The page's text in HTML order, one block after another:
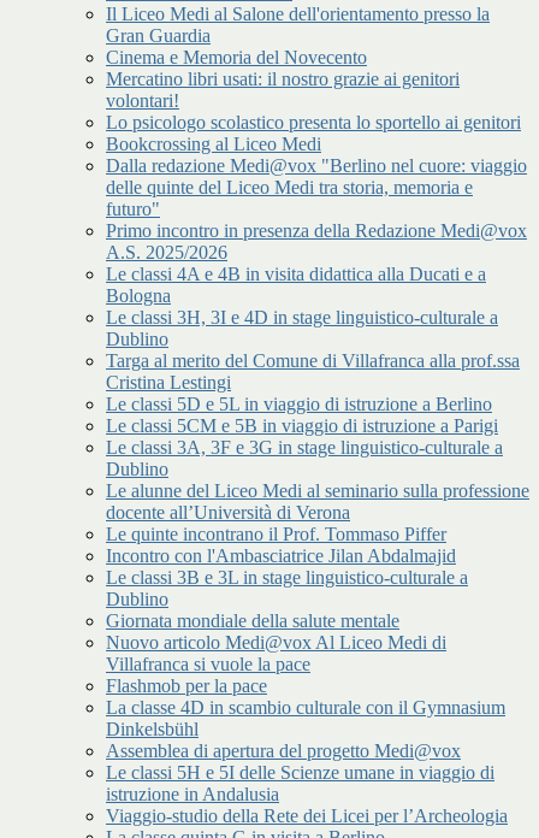
Il Liceo Medi al Salone dell'orientamento presso la
Gran Guardia
Cinema e Memoria del Novecento
Mercatino libri usati: il nostro grazie ai genitori
volontari!
Lo psicologo scolastico presenta lo sportello ai genitori
Bookcrossing al Liceo Medi
Dalla redazione Medi@vox "Berlino nel cuore: viaggio
delle quinte del Liceo Medi tra storia, memoria e
futuro"
Primo incontro in presenza della Redazione Medi@vox
A.S. 2025/2026
Le classi 4A e 4B in visita didattica alla Ducati e a
Bologna
Le classi 3H, 3I e 4D in stage linguistico-culturale a
Dublino
Targa al merito del Comune di Villafranca alla prof.ssa
Cristina Lestingi
Le classi 5D e 5L in viaggio di istruzione a Berlino
Le classi 5CM e 5B in viaggio di istruzione a Parigi
Le classi 3A, 3F e 3G in stage linguistico-culturale a
Dublino
Le alunne del Liceo Medi al seminario sulla professione
docente all’Università di Verona
Le quinte incontrano il Prof. Tommaso Piffer
Incontro con l'Ambasciatrice Jilan Abdalmajid
Le classi 3B e 3L in stage linguistico-culturale a
Dublino
Giornata mondiale della salute mentale
Nuovo articolo Medi@vox Al Liceo Medi di
Villafranca si vuole la pace
Flashmob per la pace
La classe 4D in scambio culturale con il Gymnasium
Dinkelsbühl
Assemblea di apertura del progetto Medi@vox
Le classi 5H e 5I delle Scienze umane in viaggio di
istruzione in Andalusia
Viaggio-studio della Rete dei Licei per l’Archeologia